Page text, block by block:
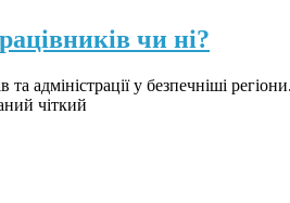
чи ні?
у безпечніші
чіткий